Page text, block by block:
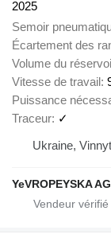
2025
Semoir
Écartement des
Volume du
Vitesse de travail
Puissance
Traceur ✓
Ukraine,
YeVROPEYSKA